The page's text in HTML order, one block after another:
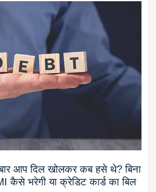
आप दिल खोलकर कब हसे थे? बिना
कैसे भरेगी या क्रेडिट कार्ड का बिल